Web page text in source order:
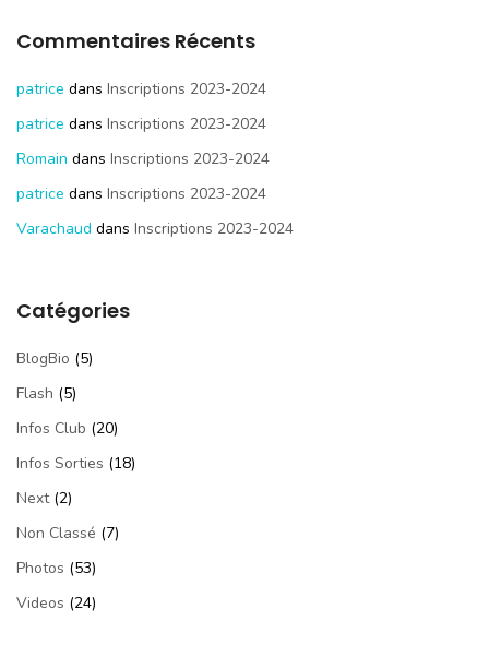
Commentaires Récents
patrice dans Inscriptions 2023-2024
patrice dans Inscriptions 2023-2024
Romain dans Inscriptions 2023-2024
patrice dans Inscriptions 2023-2024
Varachaud dans Inscriptions 2023-2024
Catégories
BlogBio (5)
Flash (5)
Infos Club (20)
Infos Sorties (18)
Next(2)
Non Classé (7)
Photos (53)
Videos (24)